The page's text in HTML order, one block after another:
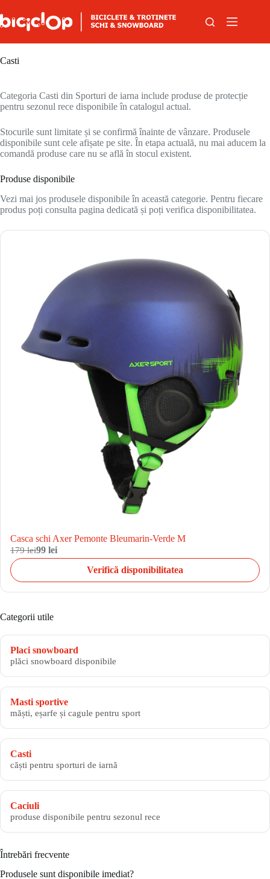
Casti
Categoria Casti din Sporturi de iarna include produse de protecție
pentru sezonul rece disponibile în catalogul actual.
Stocurile sunt limitate și se confirmă înainte de vânzare. Produsele
disponibile sunt cele afișate pe site. În etapa actuală, nu mai aducem la
comandă produse care nu se află în stocul existent.
Produse disponibile
Vezi mai jos produsele disponibile în această categorie. Pentru fiecare
produs poți consulta pagina dedicată și poți verifica disponibilitatea.
Casca schi Axer Pemonte Bleumarin-Verde M
179 lei99 lei
Verifică disponibilitatea
Categorii utile
Placi snowboard
plăci snowboard disponibile
Masti sportive
măști, eșarfe și cagule pentru sport
Casti
căști pentru sporturi de iarnă
Caciuli
produse disponibile pentru sezonul rece
Întrebări frecvente
Produsele sunt disponibile imediat?